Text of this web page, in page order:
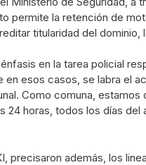
permite la retención de
titularidad del
en la tarea policial
en esos casos, se labra el
Como comuna,
24 horas, todos los días
precisaron además, los